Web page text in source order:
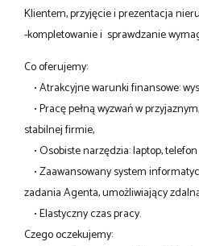
Klientem, przyjęcie i prezentacja
-kompletowanie i sprawdzanie
Co oferujemy:
• Atrakcyjne warunki finansowe:
• Pracę pełną wyzwań w
stabilnej firmie,
• Osobiste narzędzia: laptop,
• Zaawansowany system
zadania Agenta, umożliwiający
• Elastyczny czas pracy.
Czego oczekujemy: